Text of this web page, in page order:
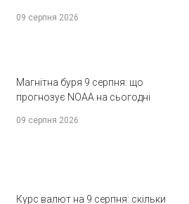
09 серпня 2026
Магнітна буря 9 серпня: що
прогнозує NOAA на сьогодні
09 серпня 2026
Курс валют на 9 серпня: скільки